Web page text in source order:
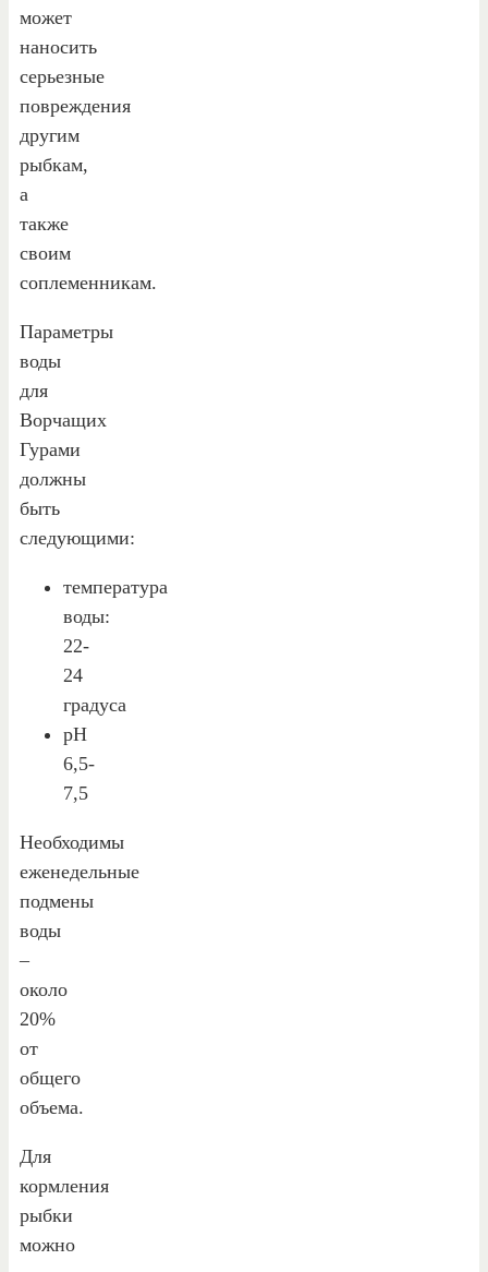
может
наносить
серьезные
повреждения
другим
рыбкам,
а
также
своим
соплеменникам.
Параметры
воды
для
Ворчащих
Гурами
должны
быть
следующими:
температура
воды:
22-
24
градуса
pH
6,5-
7,5
Необходимы
еженедельные
подмены
воды
–
около
20%
от
общего
объема.
Для
кормления
рыбки
можно